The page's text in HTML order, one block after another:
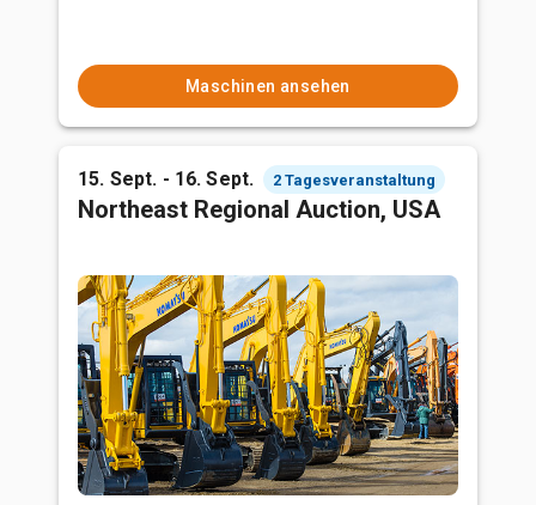
Maschinen ansehen
15. Sept. - 16. Sept. 2 Tagesveranstaltung
Northeast Regional Auction, USA